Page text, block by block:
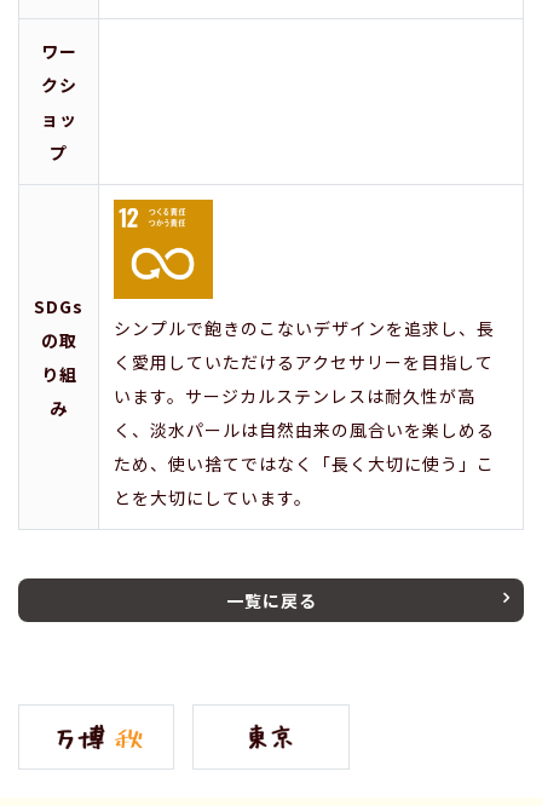
ワー
クシ
ョッ
プ
SDGs
の取
り組
み
シンプルで飽きのこないデザインを追求し、長
く愛用していただけるアクセサリーを目指して
います。サージカルステンレスは耐久性が高
く、淡水パールは自然由来の風合いを楽しめる
ため、使い捨てではなく「長く大切に使う」こ
とを大切にしています。
一覧に戻る